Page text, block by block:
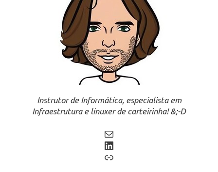
Instrutor de Informática, especialista em
Infraestrutura e linuxer de carteirinha! &;-D
Mail
LinkedIn
Link